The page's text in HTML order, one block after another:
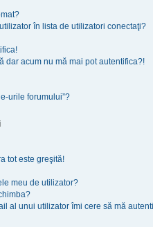
în lista de utilizatori conectaţi?
dar acum nu mă mai pot autentifica?!
urile forumului”?
tot este greşită!
meu de utilizator?
al unui utilizator îmi cere să mă